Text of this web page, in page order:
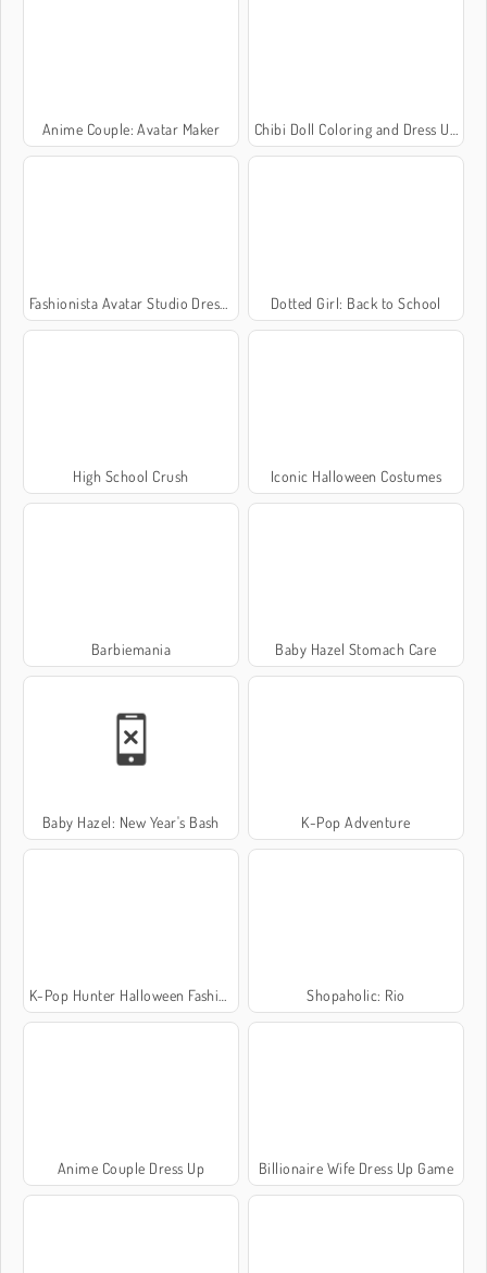
Anime Couple: Avatar Maker Chibi Doll Coloring and Dress Up
Fashionista Avatar Studio Dress Up Dotted Girl: Back to School
High School Crush Iconic Halloween Costumes
Barbiemania Baby Hazel Stomach Care
Baby Hazel: New Year's Bash K-Pop Adventure
K-Pop Hunter Halloween Fashion Shopaholic: Rio
Anime Couple Dress Up Billionaire Wife Dress Up Game